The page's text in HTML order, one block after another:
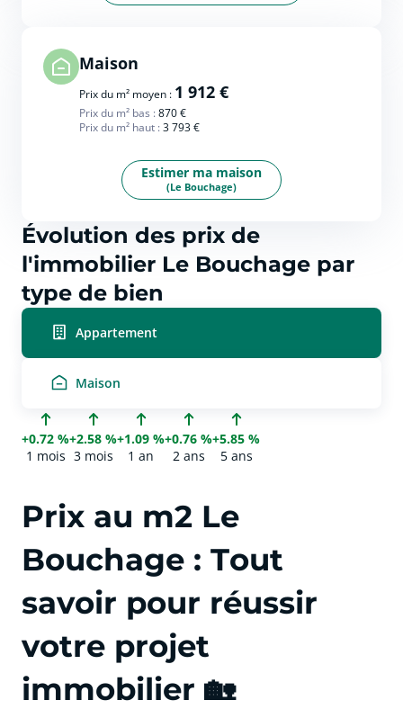
Maison
Prix du m² moyen : 1 912 €
Prix du m² bas :870 €
Prix du m² haut :3 793 €
Estimer ma maison
(Le Bouchage)
Évolution des prix de
l'immobilier Le Bouchage par
type de bien
Appartement
Maison
+0.72 %
1 mois
+2.58 %
3 mois
+1.09 %
1 an
+0.76 %
2 ans
+5.85 %
5 ans
Prix au m2 Le
Bouchage : Tout
savoir pour réussir
votre projet
immobilier 🏡